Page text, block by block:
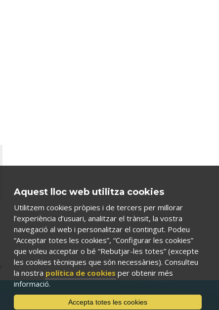
Aquest lloc web utilitza cookies
Utilitzem cookies pròpies i de tercers per millorar
l’experiència d’usuari, analitzar el trànsit, la vostra
navegació al web i personalitzar el contingut. Podeu
“Acceptar totes les cookies”, “Configurar les cookies”
que voleu acceptar o bé “Rebutjar-les totes” (excepte
les cookies tècniques que són necessàries). Consulteu
la nostra política de cookies per obtenir més
informació.
Accepta totes les cookies